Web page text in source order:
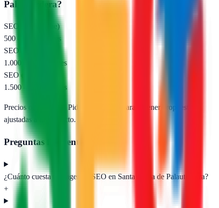
Palautordera?
SEO local (pyme)
500 – 1.000 €/mes
SEO nacional
1.000 – 2.500 €/mes
SEO e-commerce
1.500 – 5.000 €/mes
Precios orientativos. Pide presupuesto para obtener propuestas
ajustadas a tu proyecto.
Preguntas frecuentes
¿Cuánto cuesta una agencia SEO en Santa Maria de Palautordera?
+